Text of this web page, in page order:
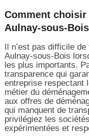
Comment
Aulnay-sous-
Il n’est pas difficile
Aulnay-sous-Bois
les plus importants.
transparence qui
entreprise respectant
métier du
aux offres de
qui manquent de
privilégiez les
expérimentées et